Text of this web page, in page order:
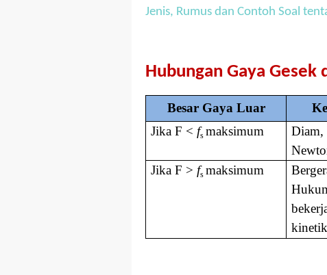
Jenis, Rumus dan Contoh Soal
Hubungan Gaya Gesek
Besar Gaya Luar
Jika F < fs maksimum
Diam,
Jika F > fs maksimum